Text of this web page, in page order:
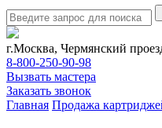
г.Москва, Чермянский
8-800-250-90-98
Вызвать мастера
Заказать звонок
Главная Продажа